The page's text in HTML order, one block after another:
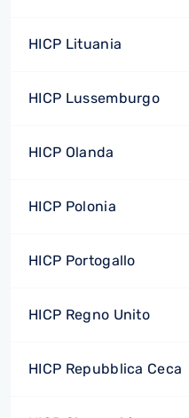
HICP Lituania
HICP Lussemburgo
HICP Olanda
HICP Polonia
HICP Portogallo
HICP Regno Unito
HICP Repubblica Ceca